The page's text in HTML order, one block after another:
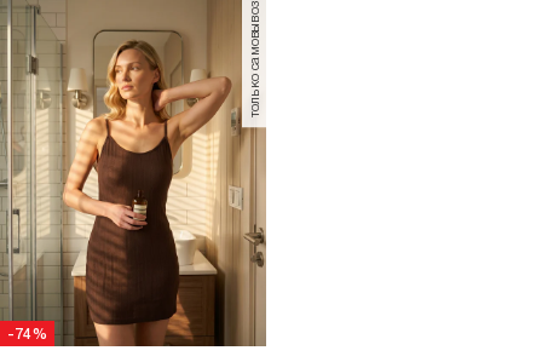
-74%
только самовывоз